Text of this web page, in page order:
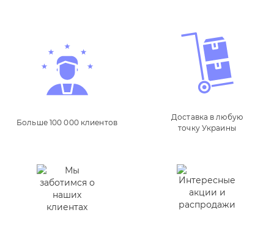
Больше 100 000 клиентов
Доставка в любую
точку Украины